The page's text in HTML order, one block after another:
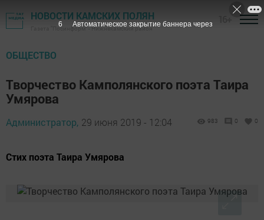
НОВОСТИ КАМСКИХ ПОЛЯН
Газета "Посинформ" - Нижнекамский район
ОБЩЕСТВО
Творчество Камполянского поэта Таира
Умярова
Администратор, 29 июня 2019 - 12:04 983 0 0
Стих поэта Таира Умярова
5 Автоматическое закрытие баннера через